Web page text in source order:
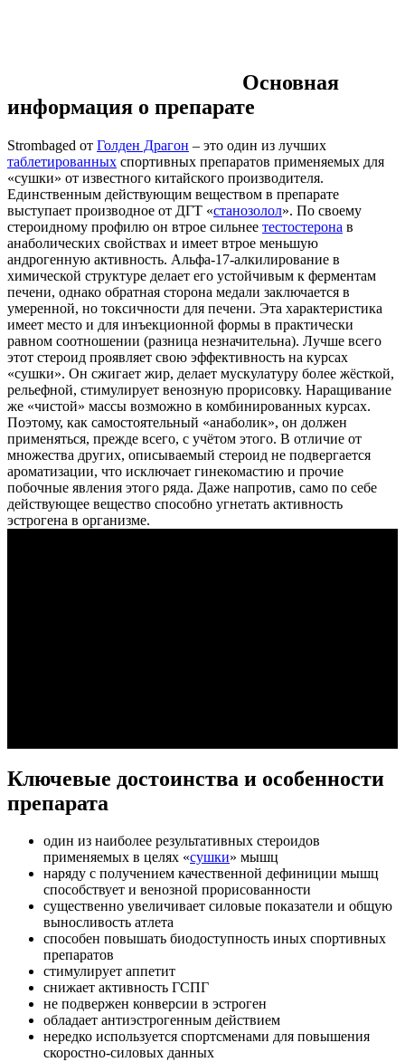
Основная
информация о препарате
Strombaged от Голден Драгон – это один из лучших
таблетированных спортивных препаратов применяемых для
«сушки» от известного китайского производителя.
Единственным действующим веществом в препарате
выступает производное от ДГТ «станозолол». По своему
стероидному профилю он втрое сильнее тестостерона в
анаболических свойствах и имеет втрое меньшую
андрогенную активность. Альфа-17-алкилирование в
химической структуре делает его устойчивым к ферментам
печени, однако обратная сторона медали заключается в
умеренной, но токсичности для печени. Эта характеристика
имеет место и для инъекционной формы в практически
равном соотношении (разница незначительна). Лучше всего
этот стероид проявляет свою эффективность на курсах
«сушки». Он сжигает жир, делает мускулатуру более жёсткой,
рельефной, стимулирует венозную прорисовку. Наращивание
же «чистой» массы возможно в комбинированных курсах.
Поэтому, как самостоятельный «анаболик», он должен
применяться, прежде всего, с учётом этого. В отличие от
множества других, описываемый стероид не подвергается
ароматизации, что исключает гинекомастию и прочие
побочные явления этого ряда. Даже напротив, само по себе
действующее вещество способно угнетать активность
эстрогена в организме.
Ключевые достоинства и особенности
препарата
один из наиболее результативных стероидов
применяемых в целях «сушки» мышц
наряду с получением качественной дефиниции мышц
способствует и венозной прорисованности
существенно увеличивает силовые показатели и общую
выносливость атлета
способен повышать биодоступность иных спортивных
препаратов
стимулирует аппетит
снижает активность ГСПГ
не подвержен конверсии в эстроген
обладает антиэстрогенным действием
нередко используется спортсменами для повышения
скоростно-силовых данных